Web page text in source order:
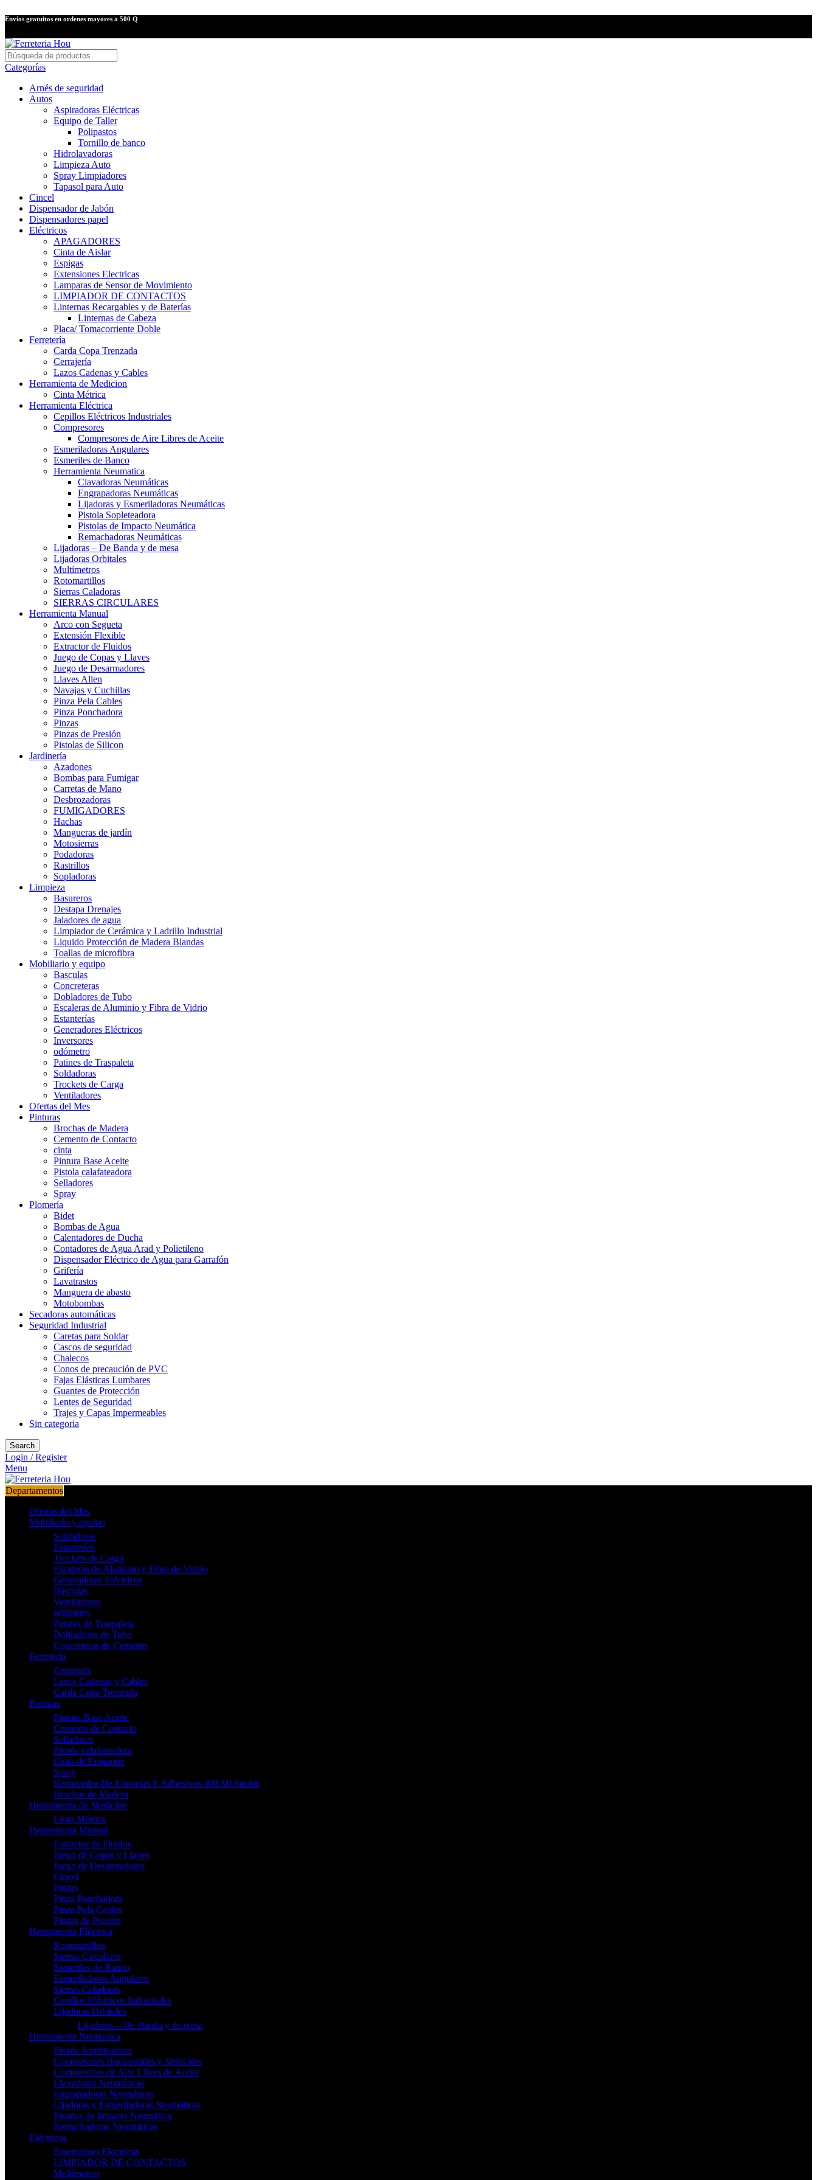
Envíos gratuitos en ordenes mayores a 500 Q
Categorías
Arnés de seguridad
Autos
Aspiradoras Eléctricas
Equipo de Taller
Polipastos
Tornillo de banco
Hidrolavadoras
Limpieza Auto
Spray Limpiadores
Tapasol para Auto
Cincel
Dispensador de Jabón
Dispensadores papel
Eléctricos
APAGADORES
Cinta de Aislar
Espigas
Extensiones Electricas
Lamparas de Sensor de Movimiento
LIMPIADOR DE CONTACTOS
Linternas Recargables y de Baterías
Linternas de Cabeza
Placa/ Tomacorriente Doble
Ferretería
Carda Copa Trenzada
Cerrajería
Lazos Cadenas y Cables
Herramienta de Medicion
Cinta Métrica
Herramienta Eléctrica
Cepillos Eléctricos Industriales
Compresores
Compresores de Aire Libres de Aceite
Esmeriladoras Angulares
Esmeriles de Banco
Herramienta Neumatica
Clavadoras Neumáticas
Engrapadoras Neumáticas
Lijadoras y Esmeriladoras Neumáticas
Pistola Sopleteadora
Pistolas de Impacto Neumática
Remachadoras Neumáticas
Lijadoras – De Banda y de mesa
Lijadoras Orbitales
Multímetros
Rotomartillos
Sierras Caladoras
SIERRAS CIRCULARES
Herramienta Manual
Arco con Segueta
Extensión Flexible
Extractor de Fluidos
Juego de Copas y Llaves
Juego de Desarmadores
Llaves Allen
Navajas y Cuchillas
Pinza Pela Cables
Pinza Ponchadora
Pinzas
Pinzas de Presión
Pistolas de Silicon
Jardinería
Azadones
Bombas para Fumigar
Carretas de Mano
Desbrozadoras
FUMIGADORES
Hachas
Mangueras de jardín
Motosierras
Podadoras
Rastrillos
Sopladoras
Limpieza
Basureros
Destapa Drenajes
Jaladores de agua
Limpiador de Cerámica y Ladrillo Industrial
Liquido Protección de Madera Blandas
Toallas de microfibra
Mobiliario y equipo
Basculas
Concreteras
Dobladores de Tubo
Escaleras de Aluminio y Fibra de Vidrio
Estanterías
Generadores Eléctricos
Inversores
odómetro
Patines de Traspaleta
Soldadoras
Trockets de Carga
Ventiladores
Ofertas del Mes
Pinturas
Brochas de Madera
Cemento de Contacto
cinta
Pintura Base Aceite
Pistola calafateadora
Selladores
Spray
Plomería
Bidet
Bombas de Agua
Calentadores de Ducha
Contadores de Agua Arad y Polietileno
Dispensador Eléctrico de Agua para Garrafón
Grifería
Lavatrastos
Manguera de abasto
Motobombas
Secadoras automáticas
Seguridad Industrial
Caretas para Soldar
Cascos de seguridad
Chalecos
Conos de precaución de PVC
Fajas Elásticas Lumbares
Guantes de Protección
Lentes de Seguridad
Trajes y Capas Impermeables
Sin categoria
Search
Login / Register
Menu
Departamentos
Ofertas del Mes
Mobiliario y equipo
Soldadoras
Estanterías
Trockets de Carga
Escaleras de Aluminio y Fibra de Vidrio
Generadores Eléctricos
Basculas
Ventiladores
odómetro
Patines de Traspaleta
Dobladores de Tubo
Concreteras de Cemento
Ferretería
Cerrajería
Lazos Cadenas y Cables
Carda Copa Trenzada
Pinturas
Pintura Base Aceite
Cemento de Contacto
Selladores
Pistola calafateadora
Cinta de Empaque
Spray
Removedor De Etiquetas Y Adhesivos 400 Ml Squirk
Brochas de Madera
Herramienta de Medicion
Cinta Métrica
Herramienta Manual
Extractor de Fluidos
Juego de Copas y Llaves
Juego de Desarmadores
Cincel
Pinzas
Pinza Ponchadora
Pinza Pela Cables
Pinzas de Presión
Herramienta Eléctrica
Rotomartillos
Sierras Circulares
Esmeriles de Banco
Esmeriladoras Angulares
Sierras Caladoras
Cepillos Eléctricos Industriales
Lijadoras Orbitales
Lijadoras – De Banda y de mesa
Herramienta Neumatica
Pistola Sopleteadora
Compresores Horizontales y Verticales
Compresores de Aire Libres de Aceite
Clavadoras Neumáticas
Engrapadoras Neumáticas
Lijadoras y Esmeriladoras Neumáticas
Pistolas de Impacto Neumática
Remachadoras Neumáticas
Eléctricos
Extensiones Electricas
LIMPIADOR DE CONTACTOS
Multímetros